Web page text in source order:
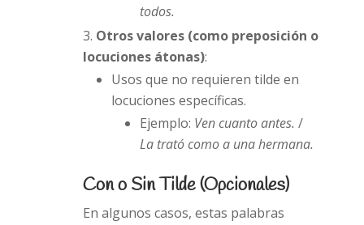
todos.
Otros valores (como preposición o
locuciones átonas):
Usos que no requieren tilde en
locuciones específicas.
Ejemplo: Ven cuanto antes. /
La trató como a una hermana.
Con o Sin Tilde (Opcionales)
En algunos casos, estas palabras